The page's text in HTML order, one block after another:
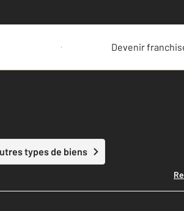
Estimer votre bien Devenir
types de biens Lancer